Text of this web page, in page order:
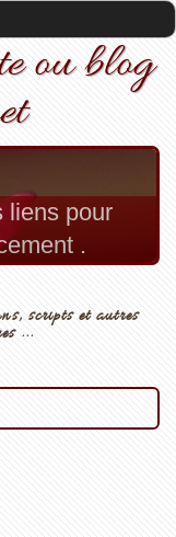
ou blog
liens pour
.
scripts et autres
...